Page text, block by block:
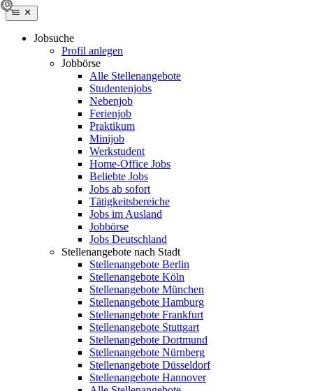
Jobsuche
Profil anlegen
Jobbörse
Alle Stellenangebote
Studentenjobs
Nebenjob
Ferienjob
Praktikum
Minijob
Werkstudent
Home-Office Jobs
Beliebte Jobs
Jobs ab sofort
Tätigkeitsbereiche
Jobs im Ausland
Jobbörse
Jobs Deutschland
Stellenangebote nach Stadt
Stellenangebote Berlin
Stellenangebote Köln
Stellenangebote München
Stellenangebote Hamburg
Stellenangebote Frankfurt
Stellenangebote Stuttgart
Stellenangebote Dortmund
Stellenangebote Nürnberg
Stellenangebote Düsseldorf
Stellenangebote Hannover